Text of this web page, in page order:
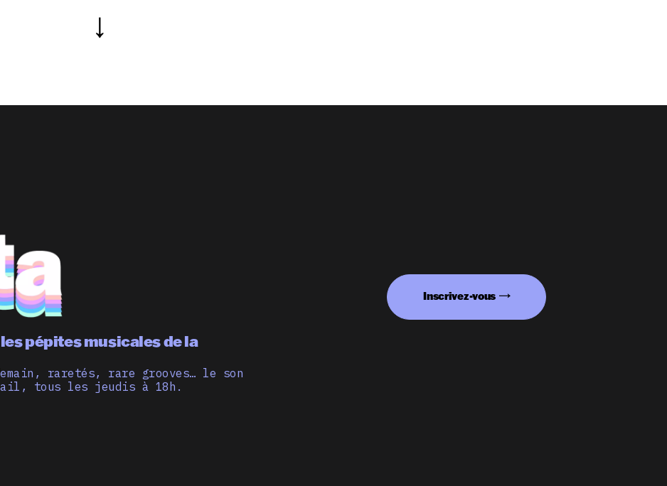
pépites musicales de la
raretés, rare grooves… le son
tous les jeudis à 18h.
Inscrivez-vous